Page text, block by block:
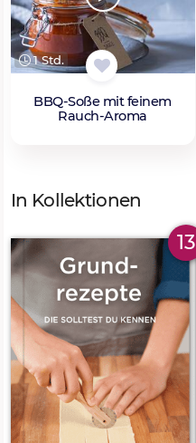
1 Std.
BBQ-Soße mit feinem
Rauch-Aroma
In Kollektionen
13